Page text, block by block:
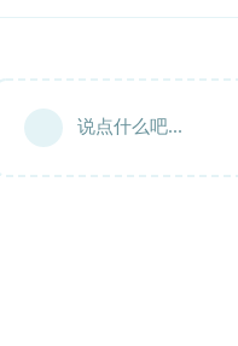
说点什么吧...